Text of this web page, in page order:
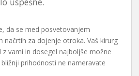
da se med posvetovanjem
načrtih za dojenje otroka. Vaš kirurg
vami in dosegel najboljše možne
prihodnosti ne nameravate